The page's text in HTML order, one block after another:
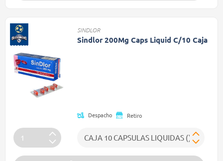
SINDLOR
Sindlor 200Mg Caps Liquid C/10 Caja
Despacho Retiro